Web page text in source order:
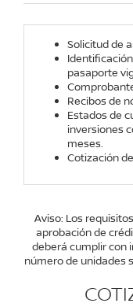
Solicitud de
pasaporte
Recibos de
Estados de
inversiones
meses.
Cotización
Aviso: Los
aprobación de
deberá cumplir con
número de unidades